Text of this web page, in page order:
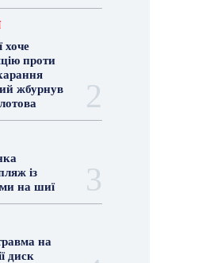
хоче
проти
жбурнув
із
на шиї
на
диск